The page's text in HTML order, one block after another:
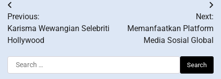
Post
navigation
Previous:
Karisma Wewangian Selebriti
Hollywood
Next:
Memanfaatkan Platform
Media Sosial Global
Search
for: